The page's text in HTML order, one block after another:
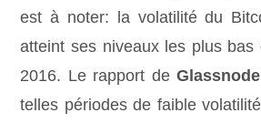
est à noter: la volatilité du
atteint ses niveaux les plus bas
2016. Le rapport deGlassnode
telles périodes de faible